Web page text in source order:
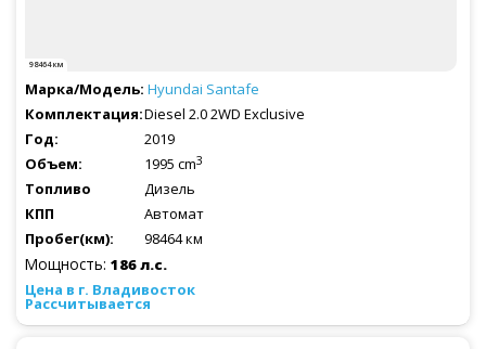
98464 км
Hyundai Santafe
Diesel 2.0 2WD Exclusive
2019
1995 cm3
Дизель
Автомат
98464 км
Мощность: 186 л.с.
Рассчитывается